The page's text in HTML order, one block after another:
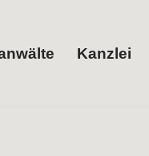
Kanzlei